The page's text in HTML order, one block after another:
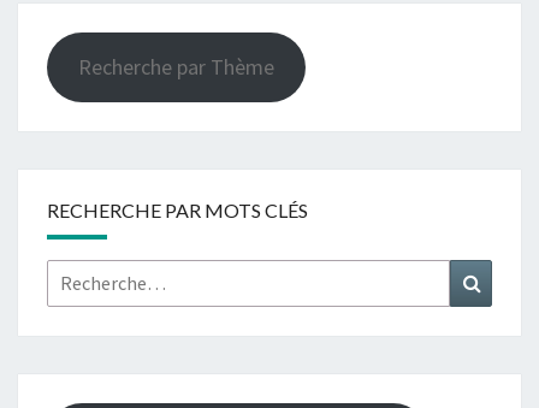
Recherche par Thème
RECHERCHE PAR MOTS CLÉS
Rechercher :